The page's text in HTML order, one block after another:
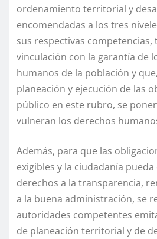
ordenamiento territorial y
encomendadas a los tres
sus respectivas competencias,
vinculación con la garantía de
humanos de la población y
planeación y ejecución de las
público en este rubro, se
vulneran los derechos
Además, para que las
exigibles y la ciudadanía
derechos a la transparencia,
a la buena administración, se
autoridades competentes
de planeación territorial y de